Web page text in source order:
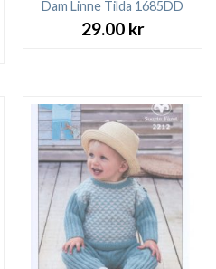
Dam Linne Tilda 1685DD
29.00 kr